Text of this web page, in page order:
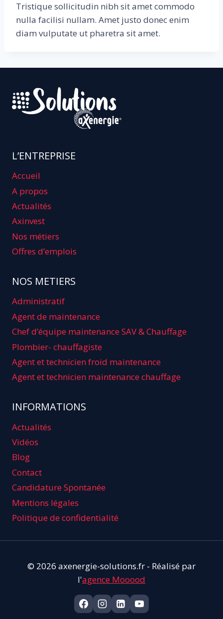
Tristique sollicitudin nibh sit amet commodo
nulla facilisi nullam. Amet justo donec enim
diam vulputate ut pharetra sit amet.
L’ENTREPRISE
Accueil
A propos
Actualités
Axinvest
Nos métiers
Offres d’emplois
NOS METIERS
Administratif
Agent de maintenance
Chef d’équipe maintenance SAV & Chauffage
Plombier- chauffagiste
Agent et technicien froid maintenance
Agent et technicien maintenance chauffage
INFORMATIONS
Actualités
Vidéos
Blog
Contact
Candidature Spontanée
Mentions légales
Politique de confidentialité
© 2026 axenergie-solutions.fr - Réalisé par
l'agence Mooood